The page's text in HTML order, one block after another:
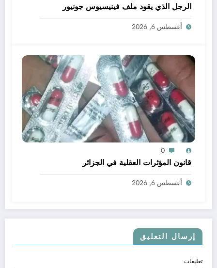
الرجل الذي يقود ملف فينيسيوس جونيور
أغسطس 6, 2026
0
قانون المؤثرات العقلية في الجزائر
أغسطس 6, 2026
إرسال التعليق
تعليقات